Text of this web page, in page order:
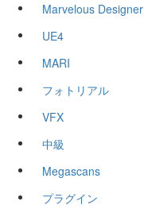
Marvelous Designer
UE4
MARI
フォトリアル
VFX
中級
Megascans
プラグイン